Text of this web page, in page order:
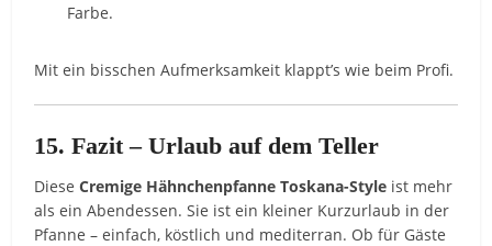
Farbe.
Mit ein bisschen Aufmerksamkeit klappt’s wie beim Profi.
15. Fazit – Urlaub auf dem Teller
DieseCremige Hähnchenpfanne Toskana-Style ist mehr
als ein Abendessen. Sie ist ein kleiner Kurzurlaub in der
Pfanne – einfach, köstlich und mediterran. Ob für Gäste